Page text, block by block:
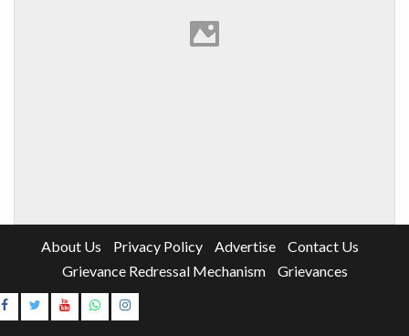
About Us Privacy Policy Advertise
Contact Us
Grievance Redressal Mechanism
Grievances
Instagram